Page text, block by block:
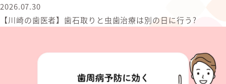
2026.07.30
【川崎の歯医者】歯石取りと虫歯治療は別の日に行う?